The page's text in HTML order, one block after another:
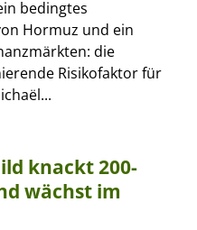
bedingtes
Hormuz und ein
die
Risikofaktor für
knackt 200-
wächst im